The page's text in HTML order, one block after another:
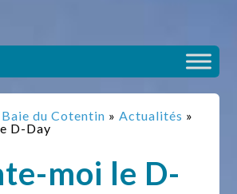
Baie du Cotentin »Actualités »
D-Day
moi le D-